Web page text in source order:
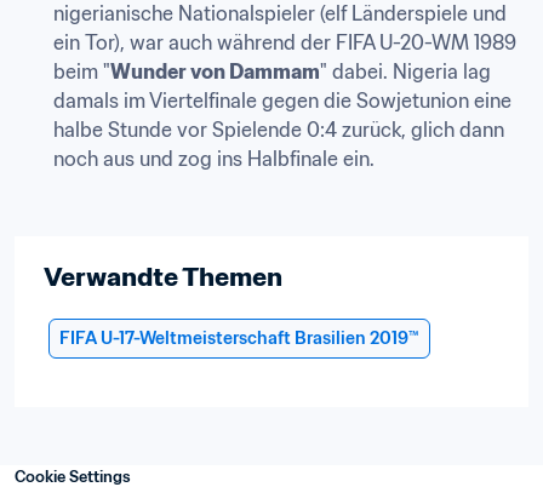
nigerianische Nationalspieler (elf Länderspiele und
ein Tor), war auch während der FIFA U-20-WM 1989
beim "Wunder von Dammam" dabei. Nigeria lag
damals im Viertelfinale gegen die Sowjetunion eine
halbe Stunde vor Spielende 0:4 zurück, glich dann
noch aus und zog ins Halbfinale ein.
Verwandte Themen
FIFA U-17-Weltmeisterschaft Brasilien 2019™
Cookie Settings